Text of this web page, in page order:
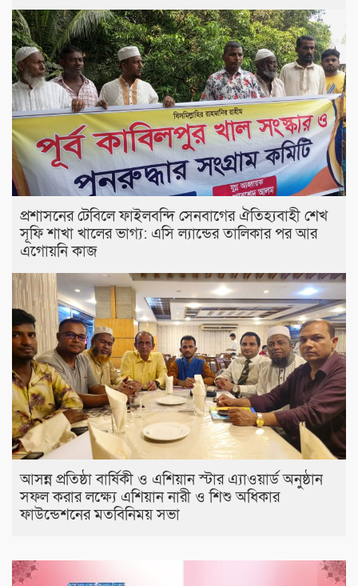
প্রশাসনের টেবিলে ফাইলবন্দি সেনবাগের ঐতিহ্যবাহী শেখ
সূফি শাখা খালের ভাগ্য: এসি ল্যান্ডের তালিকার পর আর
এগোয়নি কাজ
আসন্ন প্রতিষ্ঠা বার্ষিকী ও এশিয়ান স্টার এ‍্যাওয়ার্ড অনুষ্ঠান
সফল করার লক্ষ্যে এশিয়ান নারী ও শিশু অধিকার
ফাউন্ডেশনের মতবিনিময় সভা